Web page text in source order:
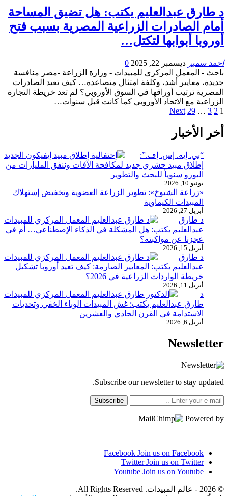
د طارق عبدالعليم يكتب: هل تضيق المساحة
أمام الصادرات الزراعية المصرية بسبب فتح
أوروبا أبوابها لتكتل…
احمد سمير ديسمبر 22, 2025
0
باحث - المعمل المركزي للمبيدات - وزارة الزراعة -مصر منافسة
جديدة، معايير أشد، وكلفة امتثال متصاعدة… كيف تعيد الصادرات
المصرية ترتيب أوراقها في السوق الأوروبي؟ لم تعد خريطة التجارة
الزراعية مع الاتحاد الأوروبي كما كانت قبل سنوات…
1
2
3
…
29
Next
أخر الأخبار
“بي. إيه. إس. إف.”:
إطلاق مبيد حشري جديد لمكافحة الآفات وننفق المليارات من
اليورو سنوياً للبحث والتطوير
يونيو 10, 2026
«زراعة الشيوخ»: تطوير الزراعة العضوية وتخفيض إستهلاك
المبيدات الكيماوية
أبريل 27, 2026
د طارق
عبدالعليم يكتب: هل المشكلة في الذكاء الإصطناعي… أم في
عجزنا عن مواكبته؟
أبريل 15, 2026
د طارق
عبدالعليم يكتب: المعايير الصارمة: كيف تعيد أوروبا تشكيل
خريطة الواردات الزراعية في 2026؟
أبريل 11, 2026
د
طارق عبدالعليم يكتب: غش المبيدات الوباء الخفي وتحديات
الاستدامة في القرن الحادي والعشرين
أبريل 6, 2026
Newsletter
Subscribe our newsletter to stay updated.
Subscribe
Powered by
Facebook Join us on Facebook
Twitter Join us on Twitter
Youtube Join us on Youtube
© 2026 - عالم المبيدات. All Rights Reserved.